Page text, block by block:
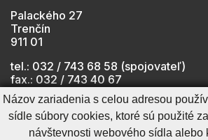
Palackého 27
Trenčín
911 01
tel.: 032 / 743 68 58 (spojovateľ)
fax.: 032 / 743 40 67
e-mail:
info@gmab.sk
Cookies nastavenie
Názov zariadenia s celou adresou
sídle súbory cookies, ktoré sú použité
návštevnosti webového sídla alebo